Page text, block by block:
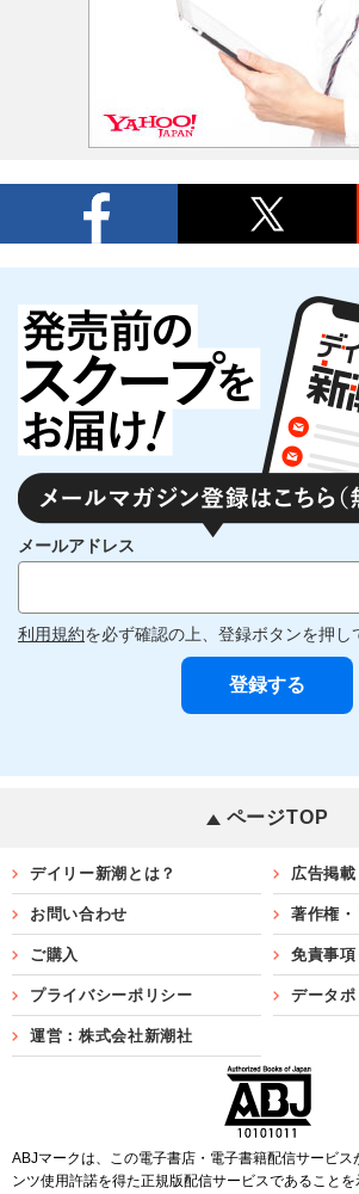
メールアドレス
利用規約を必ず確認の上、登録ボタンを押し
ページTOP
デイリー新潮とは？ 広告掲載
お問い合わせ 著作権・
ご購入 免責事項
プライバシーポリシー データ
運営：株式会社新潮社
ABJマークは、この電子書店・電子書籍配信サービス
ンツ使用許諾を得た正規版配信サービスであること